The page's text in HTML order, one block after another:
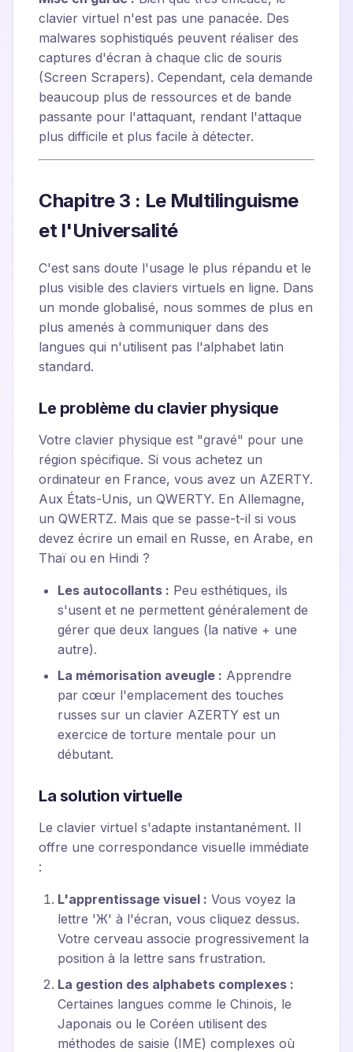
clavier virtuel n'est pas une panacée. Des
malwares sophistiqués peuvent réaliser des
captures d'écran à chaque clic de souris
(Screen Scrapers). Cependant, cela demande
beaucoup plus de ressources et de bande
passante pour l'attaquant, rendant l'attaque
plus difficile et plus facile à détecter.
Chapitre 3 : Le Multilinguisme
et l'Universalité
C'est sans doute l'usage le plus répandu et le
plus visible des claviers virtuels en ligne. Dans
un monde globalisé, nous sommes de plus en
plus amenés à communiquer dans des
langues qui n'utilisent pas l'alphabet latin
standard.
Le problème du clavier physique
Votre clavier physique est "gravé" pour une
région spécifique. Si vous achetez un
ordinateur en France, vous avez un AZERTY.
Aux États-Unis, un QWERTY. En Allemagne,
un QWERTZ. Mais que se passe-t-il si vous
devez écrire un email en Russe, en Arabe, en
Thaï ou en Hindi ?
Les autocollants : Peu esthétiques, ils
s'usent et ne permettent généralement de
gérer que deux langues (la native + une
autre).
La mémorisation aveugle : Apprendre
par cœur l'emplacement des touches
russes sur un clavier AZERTY est un
exercice de torture mentale pour un
débutant.
La solution virtuelle
Le clavier virtuel s'adapte instantanément. Il
offre une correspondance visuelle immédiate
:
L'apprentissage visuel : Vous voyez la
lettre 'Ж' à l'écran, vous cliquez dessus.
Votre cerveau associe progressivement la
position à la lettre sans frustration.
La gestion des alphabets complexes :
Certaines langues comme le Chinois, le
Japonais ou le Coréen utilisent des
méthodes de saisie (IME) complexes où